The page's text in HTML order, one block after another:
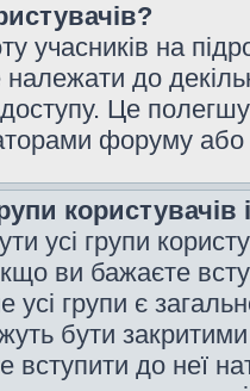
учасників на
до
Це
форуму
користувачів
усі групи
ви бажаєте
усі групи є
бути
вступити до неї